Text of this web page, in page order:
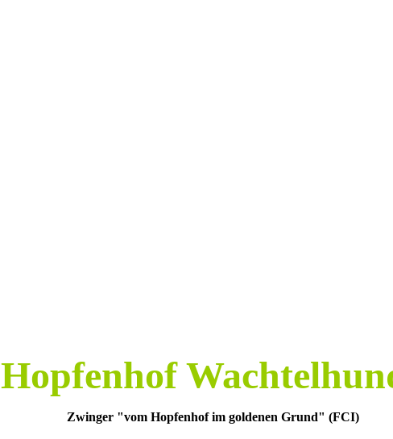
Hopfenhof
Zwinger "vom Hopfenhof im goldenen Grund" (FCI)